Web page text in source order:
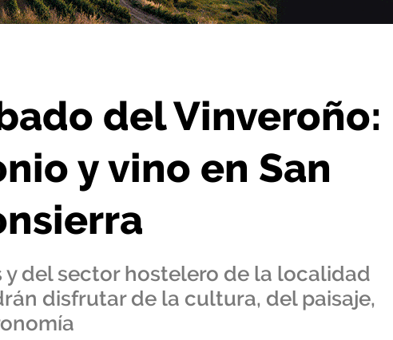
del Vinveroño:
y vino en San
del sector hostelero de la localidad
disfrutar de la cultura, del paisaje,